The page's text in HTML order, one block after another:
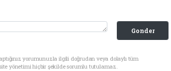
Gonder
yorumunuzla ilgili doğrudan veya dolaylı tüm
yönetimi hiçbir şekilde sorumlu tutulamaz.